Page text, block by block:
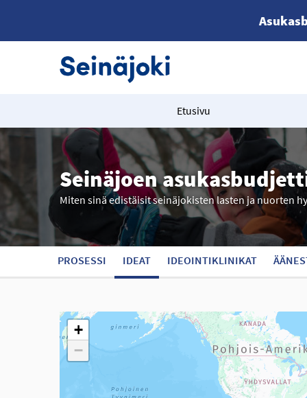
Etusivu
Seinäjoen
Miten sinä edistäisit seinäjokisten lasten ja nuorten
PROSESSI IDEAT IDEOINTIKLINIKAT
Seuraavassa elementissä on kartta, joka esittää
+
−